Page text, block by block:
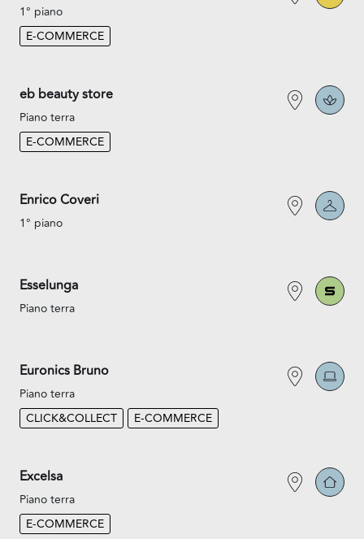
1° piano
E-COMMERCE
eb beauty store
Piano terra
E-COMMERCE
Enrico Coveri
1° piano
Esselunga
Piano terra
Euronics Bruno
Piano terra
CLICK&COLLECT
E-COMMERCE
Excelsa
Piano terra
E-COMMERCE